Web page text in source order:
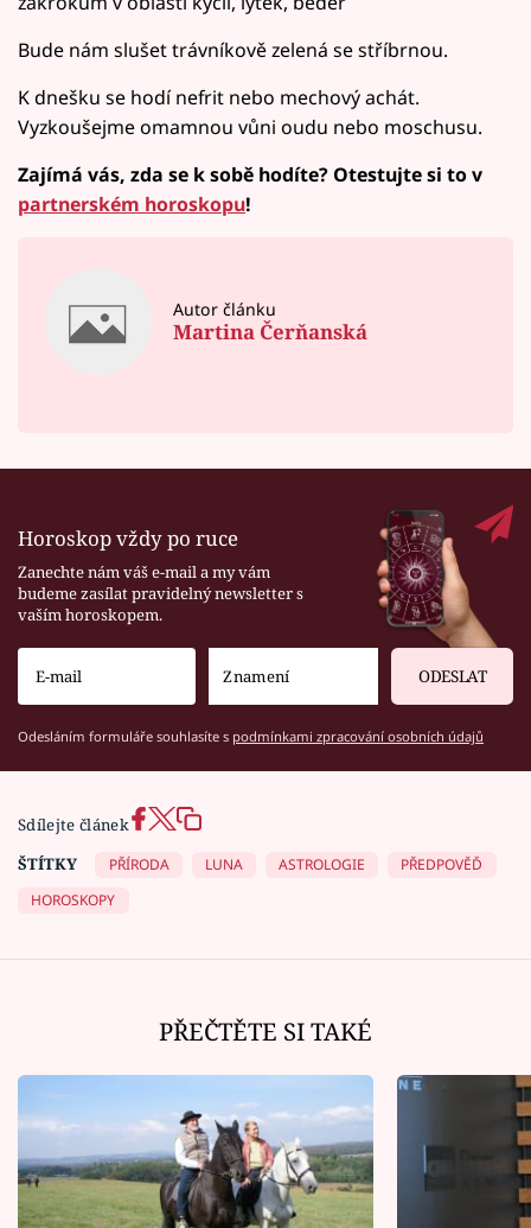
Bude nám slušet trávníkově zelená se stříbrnou.
K dnešku se hodí nefrit nebo mechový achát.
Vyzkoušejme omamnou vůni oudu nebo moschusu.
Zajímá vás, zda se k sobě hodíte? Otestujte si to v
partnerském horoskopu!
Autor článku
Martina Čerňanská
Horoskop vždy po ruce
Zanechte nám váš e-mail a my vám
budeme zasílat pravidelný newsletter s
vaším horoskopem.
ODESLAT
Odesláním formuláře souhlasíte s podmínkami zpracování osobních údajů
Sdílejte článek
ŠTÍTKY
PŘÍRODA LUNA ASTROLOGIE
PŘEDPOVĚĎ
HOROSKOPY
PŘEČTĚTE SI TAKÉ